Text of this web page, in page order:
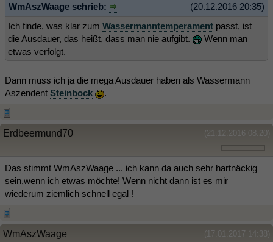
(20.12.2016 20:35)
WmAszWaage schrieb:
Ich finde, was klar zum Wassermanntemperament passt, ist
die Ausdauer, das heißt, dass man nie aufgibt.
Wenn man
etwas verfolgt.
Dann muss ich ja die mega Ausdauer haben als Wassermann
Aszendent Steinbock .
(21.12.2016 08:20)
Erdbeermund70
Das stimmt WmAszWaage ... ich kann da auch sehr hartnäckig
sein,wenn ich etwas möchte! Wenn nicht dann ist es mir
wiederum ziemlich schnell egal !
(17.01.2017 14:38)
WmAszWaage